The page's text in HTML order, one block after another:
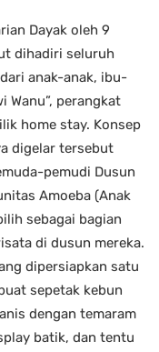
Dayak oleh 9
dihadiri seluruh
anak-anak, ibu-
Wanu”, perangkat
home stay. Konsep
digelar tersebut
pemudi Dusun
Amoeba (Anak
sebagai bagian
di dusun mereka.
dipersiapkan satu
sepetak kebun
dengan temaram
batik, dan tentu